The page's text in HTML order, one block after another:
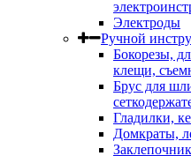
Электроды
Ручной
Бокорезы,
клещи,
Брус для
Гладилки,
Домкраты,